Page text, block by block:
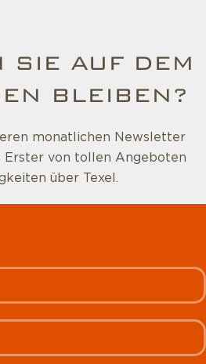
SIE AUF DEM
BLEIBEN?
monatlichen Newsletter
Erster von tollen Angeboten
über Texel.